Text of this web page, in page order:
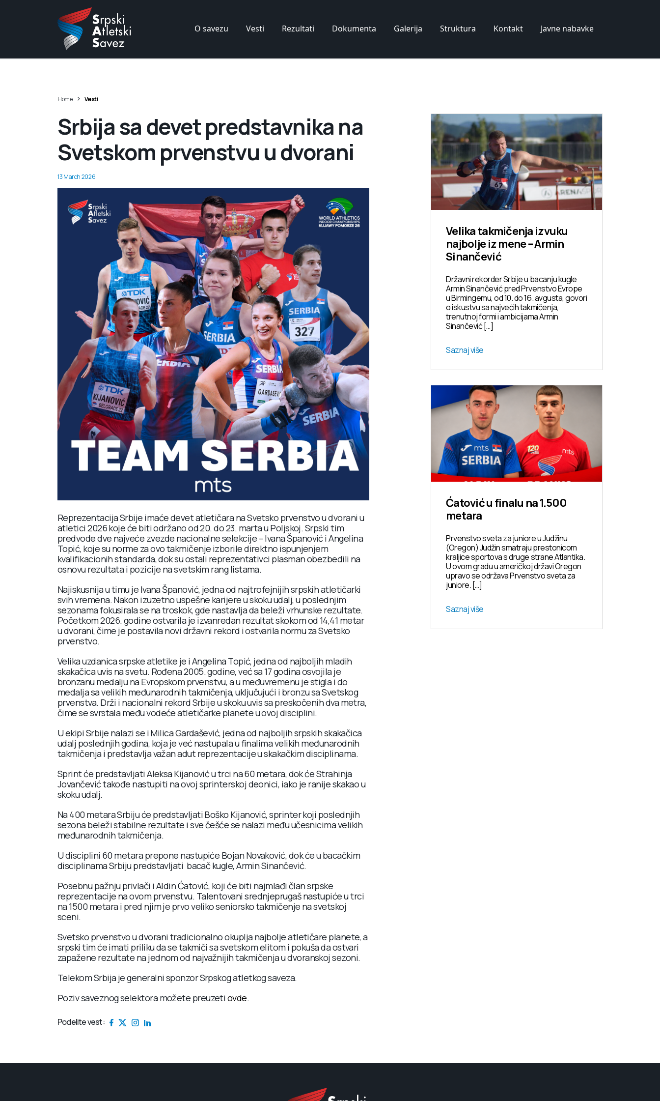
O savezu Vesti Rezultati Dokumenta Galerija Struktura Kontakt Javne nabavke
Home > Vesti
Srbija sa devet predstavnika na
Svetskom prvenstvu u dvorani
13 March 2026
Reprezentacija Srbije imaće devet atletičara na Svetsko prvenstvo u dvorani u
atletici 2026 koje će biti održano od 20. do 23. marta u Poljskoj. Srpski tim
predvode dve najveće zvezde nacionalne selekcije – Ivana Španović i Angelina
Topić, koje su norme za ovo takmičenje izborile direktno ispunjenjem
kvalifikacionih standarda, dok su ostali reprezentativci plasman obezbedili na
osnovu rezultata i pozicije na svetskim rang listama.
Najiskusnija u timu je Ivana Španović, jedna od najtrofejnijih srpskih atletičarki
svih vremena. Nakon izuzetno uspešne karijere u skoku udalj, u poslednjim
sezonama fokusirala se na troskok, gde nastavlja da beleži vrhunske rezultate.
Početkom 2026. godine ostvarila je izvanredan rezultat skokom od 14,41 metar
u dvorani, čime je postavila novi državni rekord i ostvarila normu za Svetsko
prvenstvo.
Velika uzdanica srpske atletike je i Angelina Topić, jedna od najboljih mladih
skakačica uvis na svetu. Rođena 2005. godine, već sa 17 godina osvojila je
bronzanu medalju na Evropskom prvenstvu, a u međuvremenu je stigla i do
medalja sa velikih međunarodnih takmičenja, uključujući i bronzu sa Svetskog
prvenstva. Drži i nacionalni rekord Srbije u skoku uvis sa preskočenih dva metra,
čime se svrstala među vodeće atletičarke planete u ovoj disciplini.
U ekipi Srbije nalazi se i Milica Gardašević, jedna od najboljih srpskih skakačica
udalj poslednjih godina, koja je već nastupala u finalima velikih međunarodnih
takmičenja i predstavlja važan adut reprezentacije u skakačkim disciplinama.
Sprint će predstavljati Aleksa Kijanović u trci na 60 metara, dok će Strahinja
Jovančević takođe nastupiti na ovoj sprinterskoj deonici, iako je ranije skakao u
skoku udalj.
Na 400 metara Srbiju će predstavljati Boško Kijanović, sprinter koji poslednjih
sezona beleži stabilne rezultate i sve češće se nalazi među učesnicima velikih
međunarodnih takmičenja.
U disciplini 60 metara prepone nastupiće Bojan Novaković, dok će u bacačkim
disciplinama Srbiju predstavljati bacač kugle, Armin Sinančević.
Posebnu pažnju privlači i Aldin Ćatović, koji će biti najmlađi član srpske
reprezentacije na ovom prvenstvu. Talentovani srednjeprugaš nastupiće u trci
na 1500 metara i pred njim je prvo veliko seniorsko takmičenje na svetskoj
sceni.
Svetsko prvenstvo u dvorani tradicionalno okuplja najbolje atletičare planete, a
srpski tim će imati priliku da se takmiči sa svetskom elitom i pokuša da ostvari
zapažene rezultate na jednom od najvažnijih takmičenja u dvoranskoj sezoni.
Telekom Srbija je generalni sponzor Srpskog atletkog saveza.
Poziv saveznog selektora možete preuzetiovde.
Podelite vest:
Velika takmičenja izvuku
najbolje iz mene – Armin
Sinančević
Državni rekorder Srbije u bacanju kugle
Armin Sinančević pred Prvenstvo Evrope
u Birmingemu, od 10. do 16. avgusta, govori
o iskustvu sa najvećih takmičenja,
trenutnoj formi i ambicijama Armin
Sinančević […]
Saznaj više
Ćatović u finalu na 1.500
metara
Prvenstvo sveta za juniore u Judžinu
(Oregon) Judžin smatraju prestonicom
kraljice sportova s druge strane Atlantika.
U ovom gradu u američkoj državi Oregon
upravo se održava Prvenstvo sveta za
juniore. […]
Saznaj više